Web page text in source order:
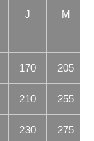
J M
170 205
210 255
230 275